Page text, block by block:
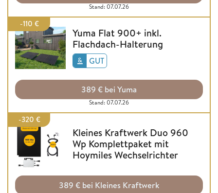
Stand: 07.07.26
-110 €
Yuma Flat 900+ inkl.
Flachdach-Halterung
GUT
389 € bei Yuma
Stand: 07.07.26
-320 €
Kleines Kraftwerk Duo 960
Wp Komplettpaket mit
Hoymiles Wechselrichter
389 € bei Kleines Kraftwerk